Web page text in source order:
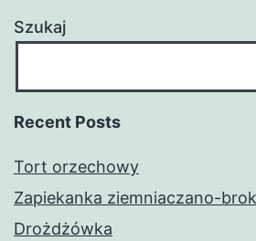
Szukaj
Recent Posts
Tort orzechowy
Zapiekanka ziemniaczano-
Drożdżówka